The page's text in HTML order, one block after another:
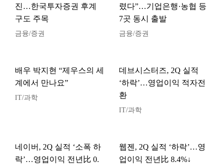
진…한국투자증권 후계
구도 주목
금융/증권
렸다”…기업은행·농협 등
7곳 동시 출발
금융/증권
배우 박지현 “제우스의 세
계에서 만나요”
IT/과학
데브시스터즈, 2Q 실적
‘하락’…영업이익 적자전
환
IT/과학
네이버, 2Q 실적 ‘소폭 하
락’…영업이익 전년比 0.
웹젠, 2Q 실적 ‘하락’…영
업이익 전년比 8.4%↓